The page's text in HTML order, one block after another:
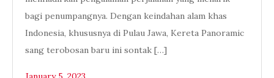
bagi penumpangnya. Dengan keindahan alam khas
Indonesia, khususnya di Pulau Jawa, Kereta Panoramic
sang terobosan baru ini sontak […]